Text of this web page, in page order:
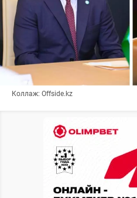
Коллаж: Offside.kz